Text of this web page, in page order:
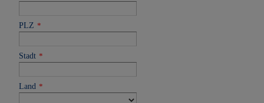
PLZ *
Stadt *
Land *